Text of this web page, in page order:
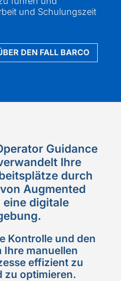
und Schulungszeit
DEN FALL BARCO
Guidance
Ihre
durch
Augmented
eine digitale
Kontrolle und den
Ihre manuellen
effizient zu
zu optimieren.